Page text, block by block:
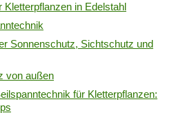
Kletterpflanzen in Edelstahl
Sonnenschutz, Sichtschutz und
von außen
für Kletterpflanzen: